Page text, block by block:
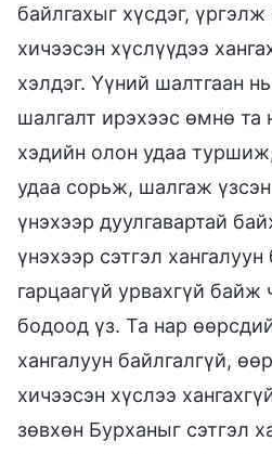
байлгахыг хүсдэг,
хичээсэн хүслүүдээ
хэлдэг. Үүний шалтгаан
шалгалт ирэхээс өмнө та
хэдийн олон удаа
удаа сорьж, шалгаж
үнэхээр дуулгавартай
үнэхээр сэтгэл
гарцаагүй урвахгүй байж
бодоод үз. Та нар
хангалуун байлгалгүй,
хичээсэн хүслээ
зөвхөн Бурханыг сэтгэл